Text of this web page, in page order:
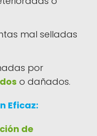
mal selladas
por
o dañados.
Eficaz:
de